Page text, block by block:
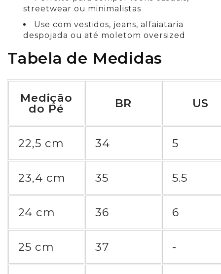
streetwear ou minimalistas
Use com vestidos, jeans, alfaiataria
despojada ou até moletom oversized
Tabela de Medidas
Medição
do Pé BR US
22,5 cm 34 5
23,4 cm 35 5.5
24 cm 36 6
25 cm 37 -